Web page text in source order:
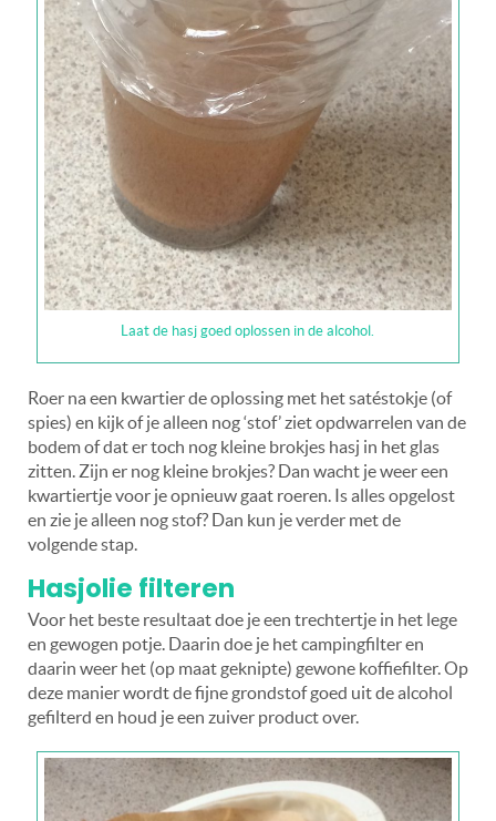
Laat de hasj goed oplossen in de alcohol.
Roer na een kwartier de oplossing met het satéstokje (of
spies) en kijk of je alleen nog ‘stof’ ziet opdwarrelen van de
bodem of dat er toch nog kleine brokjes hasj in het glas
zitten. Zijn er nog kleine brokjes? Dan wacht je weer een
kwartiertje voor je opnieuw gaat roeren. Is alles opgelost
en zie je alleen nog stof? Dan kun je verder met de
volgende stap.
Hasjolie filteren
Voor het beste resultaat doe je een trechtertje in het lege
en gewogen potje. Daarin doe je het campingfilter en
daarin weer het (op maat geknipte) gewone koffiefilter. Op
deze manier wordt de fijne grondstof goed uit de alcohol
gefilterd en houd je een zuiver product over.